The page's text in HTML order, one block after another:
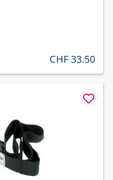
regulärer preis:
CHF 33.50